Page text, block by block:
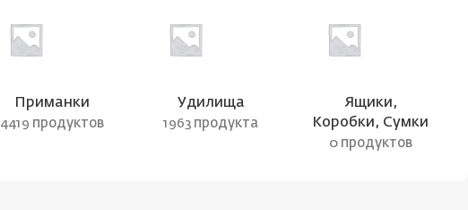
Приманки
4419 продуктов
Удилища
1963 продукта
Ящики,
Коробки, Сумки
0 продуктов